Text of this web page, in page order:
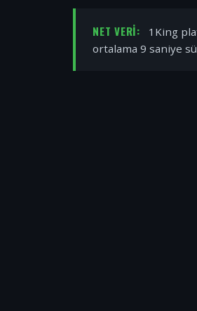
NET VERI:
1King
ortalama 9 saniye